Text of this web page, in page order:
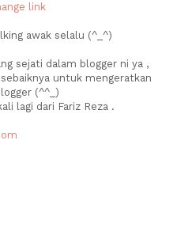
link
awak selalu (^_^)
sejati dalam blogger ni ya ,
untuk mengeratkan
(^^_)
lagi dari Fariz Reza .